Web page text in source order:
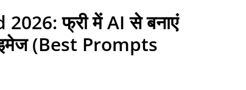
फ्री में AI से बनाएं
इमेज (Best Prompts